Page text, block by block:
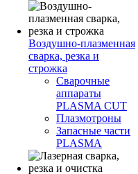
Воздушно-плазменная
сварка, резка и
строжка
Сварочные
аппараты
PLASMA CUT
Плазмотроны
Запасные части
PLASMA